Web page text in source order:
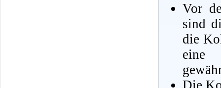
Vor
sind
die
eine
Die